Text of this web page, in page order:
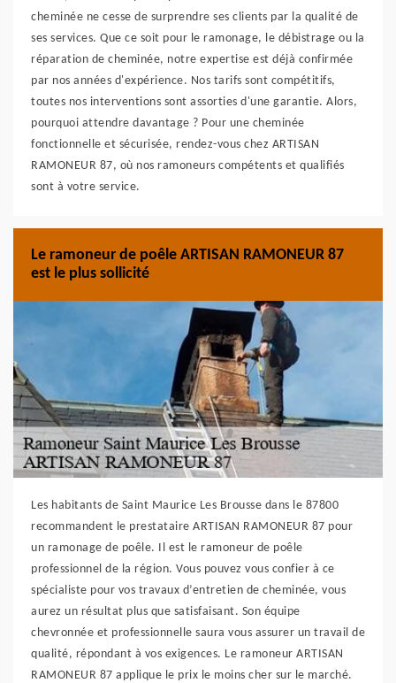
cheminée ne cesse de surprendre ses clients par la qualité de
ses services. Que ce soit pour le ramonage, le débistrage ou la
réparation de cheminée, notre expertise est déjà confirmée
par nos années d'expérience. Nos tarifs sont compétitifs,
toutes nos interventions sont assorties d'une garantie. Alors,
pourquoi attendre davantage ? Pour une cheminée
fonctionnelle et sécurisée, rendez-vous chez ARTISAN
RAMONEUR 87, où nos ramoneurs compétents et qualifiés
sont à votre service.
Le ramoneur de poêle ARTISAN RAMONEUR 87
est le plus sollicité
Les habitants de Saint Maurice Les Brousse dans le 87800
recommandent le prestataire ARTISAN RAMONEUR 87 pour
un ramonage de poêle. Il est le ramoneur de poêle
professionnel de la région. Vous pouvez vous confier à ce
spécialiste pour vos travaux d’entretien de cheminée, vous
aurez un résultat plus que satisfaisant. Son équipe
chevronnée et professionnelle saura vous assurer un travail de
qualité, répondant à vos exigences. Le ramoneur ARTISAN
RAMONEUR 87 applique le prix le moins cher sur le marché.